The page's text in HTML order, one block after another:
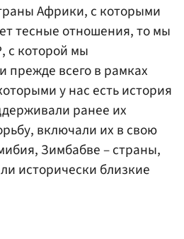
Африки, с которыми
тесные отношения, то мы
с которой мы
прежде всего в рамках
у нас есть история
ранее их
включали их в свою
Зимбабве – страны,
исторически близкие